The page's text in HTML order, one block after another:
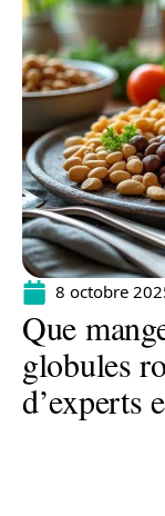
8 octobre
Que
globules
d’experts